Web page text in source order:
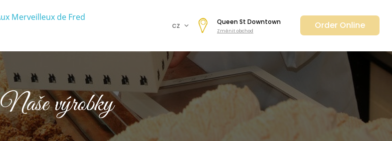
cz
en
日本
ar
Queen St Downtown
Změnit obchod Order Online
Naše výrobky